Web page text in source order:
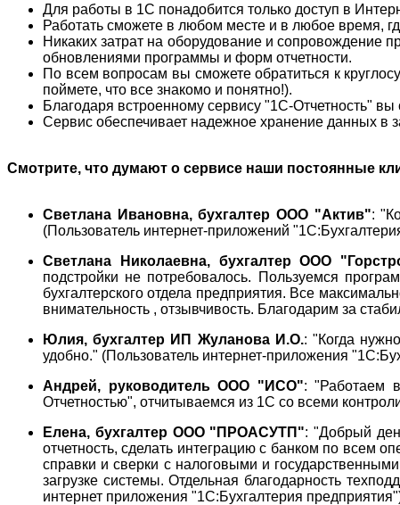
Для работы в 1С понадобится только доступ в
Работать сможете в любом месте и в любое время,
Никаких затрат на оборудование и сопровождение
обновлениями программы и форм отчетности.
По всем вопросам вы сможете обратиться к
поймете, что все знакомо и понятно!).
Благодаря встроенному сервису "1С-Отчетность"
Сервис обеспечивает надежное хранение данных в
Смотрите, что думают о сервисе наши постоянные
Светлана Ивановна, бухгалтер ООО "Актив":
(Пользователь интернет-приложений
Светлана Николаевна, бухгалтер ООО
подстройки не потребовалось. Пользуемся
бухгалтерского отдела предприятия. Все
внимательность , отзывчивость. Благодарим за
Юлия, бухгалтер ИП Жуланова И.О.: "Когда
удобно." (Пользователь интернет-приложения
Андрей, руководитель ООО "ИСО": "Работаем
Отчетностью", отчитываемся из 1С со всеми
Елена, бухгалтер ООО "ПРОАСУТП": "Добрый
отчетность, сделать интеграцию с банком по всем
справки и сверки с налоговыми и
загрузке системы. Отдельная благодарность
интернет приложения "1С:Бухгалтерия